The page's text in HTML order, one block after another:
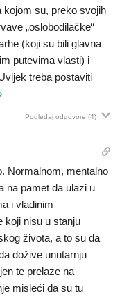
kojom su, preko svojih
„oslobodilačke“
(koji su bili glavna
putevima vlasti) i
treba postaviti
Pogledaj odgovore (4)
Normalnom, mentalno
na pamet da ulazi u
i vladinim
koji nisu u stanju
života, a to su da
dožive unutarnju
te prelaze na
misleći da su tu